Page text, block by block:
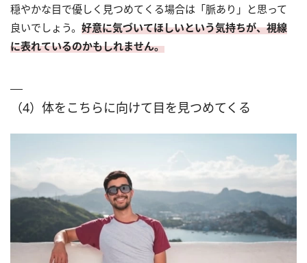
穏やかな目で優しく見つめてくる場合は「脈あり」と思って
良いでしょう。 好意に気づいてほしいという気持ちが、視線
に表れているのかもしれません。
（4）体をこちらに向けて目を見つめてくる